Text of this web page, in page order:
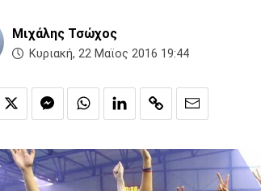
Μιχάλης Τσώχος
Κυριακή, 22 Μαϊος 2016 19:44